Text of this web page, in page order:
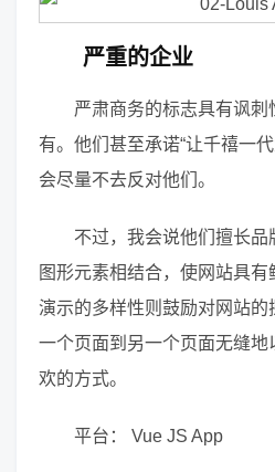
严重的企业
严肃商务的标志具有讽
有。他们甚至承诺“让千禧一
会尽量不去反对他们。
不过，我会说他们擅长
图形元素相结合，使网站具
演示的多样性则鼓励对网站的
一个页面到另一个页面无缝
欢的方式。
平台： Vue JS App